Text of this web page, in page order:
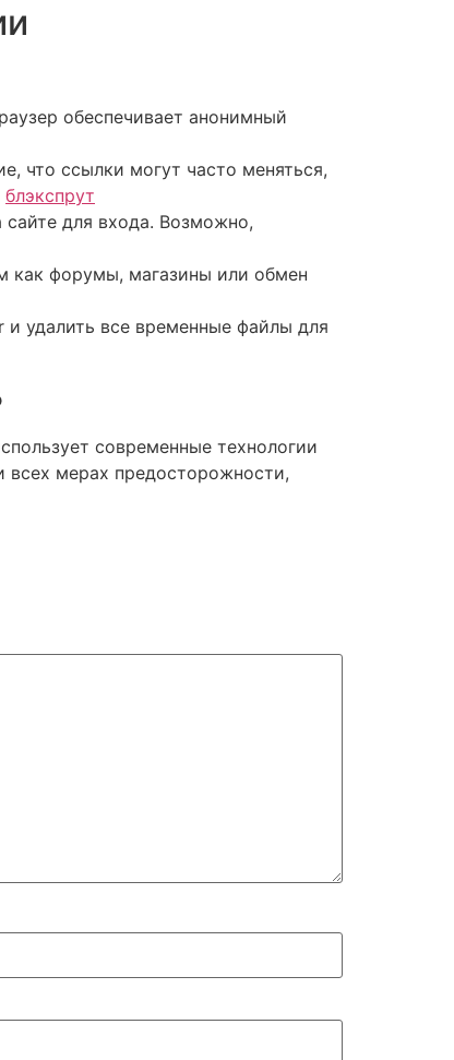
обеспечивает анонимный
что ссылки могут часто меняться,
блэкспрут
для входа. Возможно,
как форумы, магазины или обмен
и удалить все временные файлы для
современные технологии
всех мерах предосторожности,